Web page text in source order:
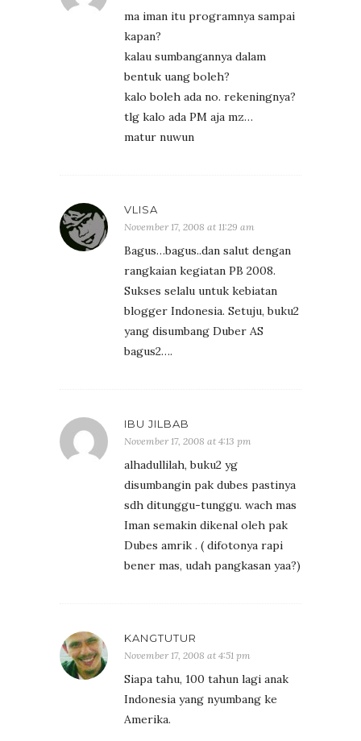
ma iman itu programnya sampai
kapan?
kalau sumbangannya dalam
bentuk uang boleh?
kalo boleh ada no. rekeningnya?
tlg kalo ada PM aja mz…
matur nuwun
VLISA
November 17, 2008 at 11:29 am
Bagus…bagus..dan salut dengan
rangkaian kegiatan PB 2008.
Sukses selalu untuk kebiatan
blogger Indonesia. Setuju, buku2
yang disumbang Duber AS
bagus2….
IBU JILBAB
November 17, 2008 at 4:13 pm
alhadullilah, buku2 yg
disumbangin pak dubes pastinya
sdh ditunggu-tunggu. wach mas
Iman semakin dikenal oleh pak
Dubes amrik . ( difotonya rapi
bener mas, udah pangkasan yaa?)
KANGTUTUR
November 17, 2008 at 4:51 pm
Siapa tahu, 100 tahun lagi anak
Indonesia yang nyumbang ke
Amerika.